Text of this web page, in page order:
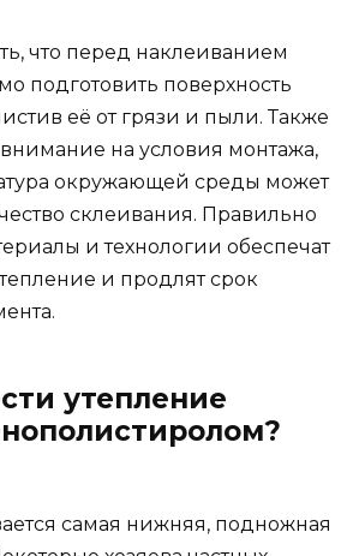
что перед наклеиванием
подготовить поверхность
её от грязи и пыли. Также
внимание на условия монтажа,
окружающей среды может
склеивания. Правильно
и технологии обеспечат
и продлят срок
утепление
самая нижняя, подножная